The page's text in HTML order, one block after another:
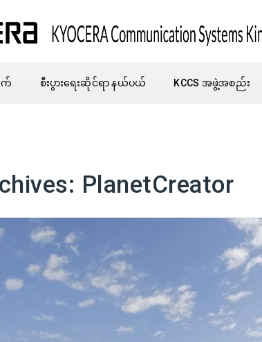
က် စီးပွားရေးဆိုင်ရာ နယ်ပယ် KCCS အဖွဲ့အစည်း
PlanetCreator